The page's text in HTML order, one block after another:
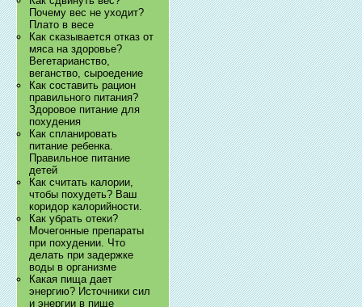
Почему вес не уходит?
Плато в весе
Как сказывается отказ от
мяса на здоровье?
Вегетарианство,
веганство, сыроедение
Как составить рацион
правильного питания?
Здоровое питание для
похудения
Как спланировать
питание ребенка.
Правильное питание
детей
Как считать калории,
чтобы похудеть? Ваш
коридор калорийности.
Как убрать отеки?
Мочегонные препараты
при похудении. Что
делать при задержке
воды в организме
Какая пища дает
энергию? Источники сил
и энергии в пище